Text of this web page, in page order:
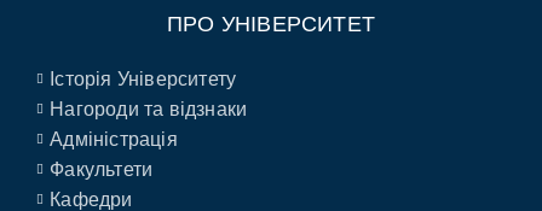
ПРО УНІВЕРСИТЕТ
Історія Університету
Нагороди та відзнаки
Адміністрація
Факультети
Кафедри